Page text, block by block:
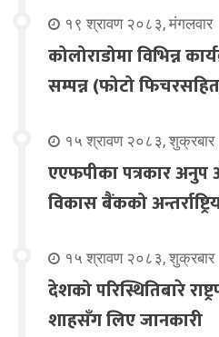
१९ श्रावण २०८३, मंगलवार
कोलोराडोमा विभिन्न
सम्पन्न (फोटो
१५ श्रावण २०८३, शुक्रबार
एएफपीका पत्रकार
विकास बैंकको
१५ श्रावण २०८३, शुक्रबार
देशको परिस्थितिबारे
शाहसँग लिए जानकारी